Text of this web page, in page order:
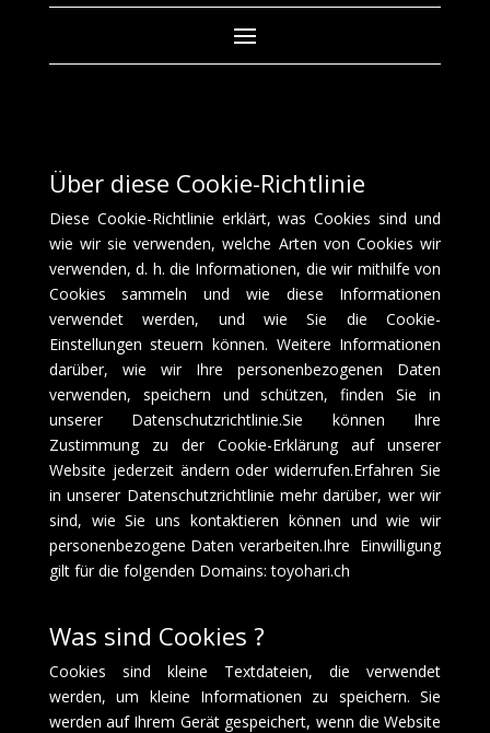
Über diese Cookie-Richtlinie
Diese Cookie-Richtlinie erklärt, was Cookies sind und
wie wir sie verwenden, welche Arten von Cookies wir
verwenden, d. h. die Informationen, die wir mithilfe von
Cookies sammeln und wie diese Informationen
verwendet werden, und wie Sie die Cookie-
Einstellungen steuern können. Weitere Informationen
darüber, wie wir Ihre personenbezogenen Daten
verwenden, speichern und schützen, finden Sie in
unserer Datenschutzrichtlinie.Sie können Ihre
Zustimmung zu der Cookie-Erklärung auf unserer
Website jederzeit ändern oder widerrufen.Erfahren Sie
in unserer Datenschutzrichtlinie mehr darüber, wer wir
sind, wie Sie uns kontaktieren können und wie wir
personenbezogene Daten verarbeiten.Ihre Einwilligung
gilt für die folgenden Domains: toyohari.ch
Was sind Cookies ?
Cookies sind kleine Textdateien, die verwendet
werden, um kleine Informationen zu speichern. Sie
werden auf Ihrem Gerät gespeichert, wenn die Website